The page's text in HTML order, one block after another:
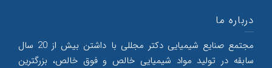
درباره ما
مجتمع صنایع شیمیایی دکتر مجللی با داشتن بیش از 20 سال
سابقه در تولید مواد شیمیایی خالص و فوق خالص، بزرگترین